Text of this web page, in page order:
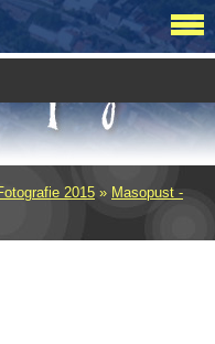
2015 » Masopust -